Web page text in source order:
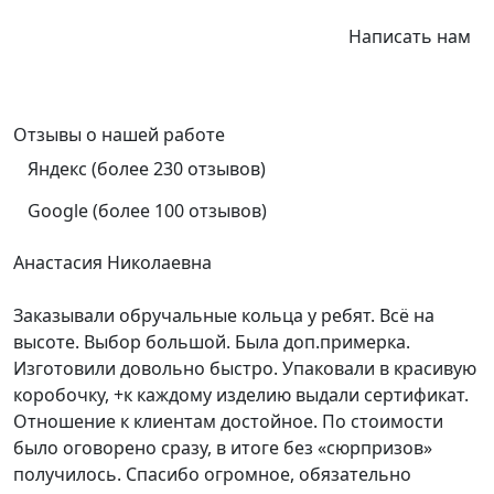
Написать нам
Отзывы о нашей работе
Яндекс (более 230 отзывов)
Google (более 100 отзывов)
Анастасия Николаевна
Заказывали обручальные кольца у ребят. Всё на
высоте. Выбор большой. Была доп.примерка.
Изготовили довольно быстро. Упаковали в красивую
коробочку, +к каждому изделию выдали сертификат.
Отношение к клиентам достойное. По стоимости
было оговорено сразу, в итоге без «сюрпризов»
получилось. Спасибо огромное, обязательно